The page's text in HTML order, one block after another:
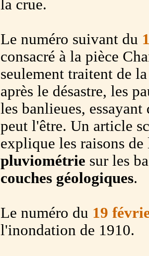
la crue.
Le numéro suivant du
consacré à la pièce
seulement traitent de
après le désastre, les
les banlieues,
peut l'être. Un article
explique les raisons
pluviométrie sur les
couches géologiques.
Le numéro du 19
l'inondation de 1910.